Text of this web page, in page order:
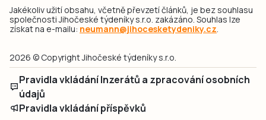
Jakékoliv užití obsahu, včetně převzetí článků, je bez souhlasu
společnosti Jihočeské týdeníky s.r.o. zakázáno. Souhlas lze
získat na e-mailu: neumann@jihocesketydeniky.cz.
2026 © Copyright Jihočeské týdeníky s.r.o.
Pravidla vkládání Inzerátů a zpracování osobních
údajů
Pravidla vkládání příspěvků